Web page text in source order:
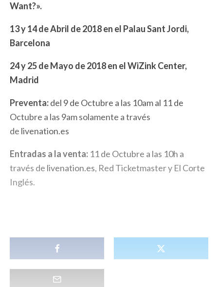
Want?».
13 y 14 de Abril de 2018 en el Palau Sant Jordi,
Barcelona
24 y 25 de Mayo de 2018 en el WiZink Center,
Madrid
Preventa:del 9 de Octubre a las 10am al 11 de
Octubre a las 9am solamente a través
de livenation.es
Entradas a la venta: 11 de Octubre a las 10h a
través de livenation.es, Red Ticketmaster y El Corte
Inglés.